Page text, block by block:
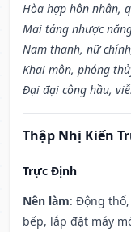
Hòa hợp hôn nhân,
Mai táng nhược
Nam thanh, nữ
Khai môn, phóng
Đại đại công hầu,
Thập Nhị Kiến
Trực Định
Nên làm: Động
bếp, lắp đặt máy